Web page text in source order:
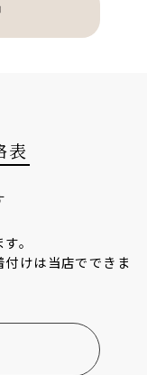
表
。
けは当店でできま